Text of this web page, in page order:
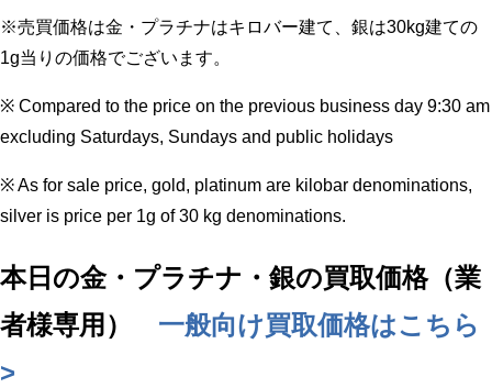
※売買価格は金・プラチナはキロバー建て、銀は30kg建ての
1g当りの価格でございます。
※ Compared to the price on the previous business day 9:30 am
excluding Saturdays, Sundays and public holidays
※ As for sale price, gold, platinum are kilobar denominations,
silver is price per 1g of 30 kg denominations.
本日の金・プラチナ・銀の買取価格（業
者様専用） 一般向け買取価格はこちら
>